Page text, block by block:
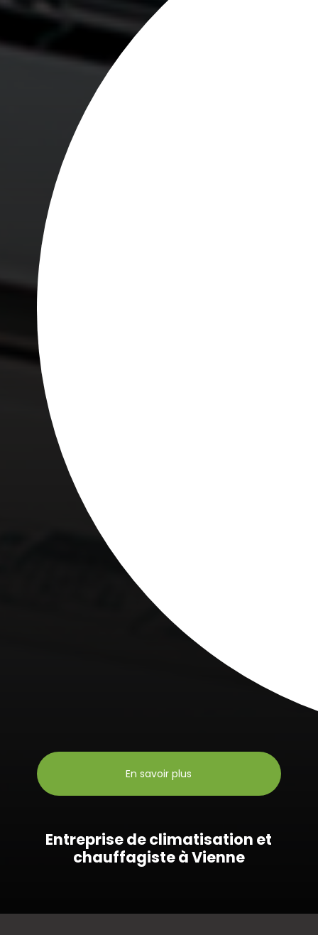
En savoir plus
Entreprise de climatisation et
chauffagiste à Vienne